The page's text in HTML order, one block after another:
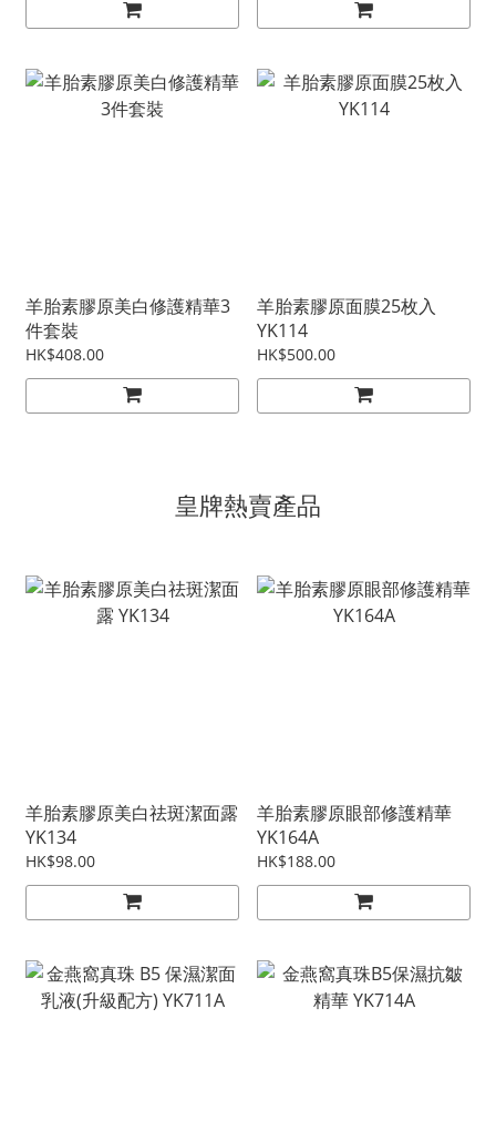
羊胎素膠原美白修護精華3
件套裝
HK$408.00
羊胎素膠原面膜25枚入
YK114
HK$500.00
皇牌熱賣產品
羊胎素膠原美白祛斑潔面露
YK134
HK$98.00
羊胎素膠原眼部修護精華
YK164A
HK$188.00